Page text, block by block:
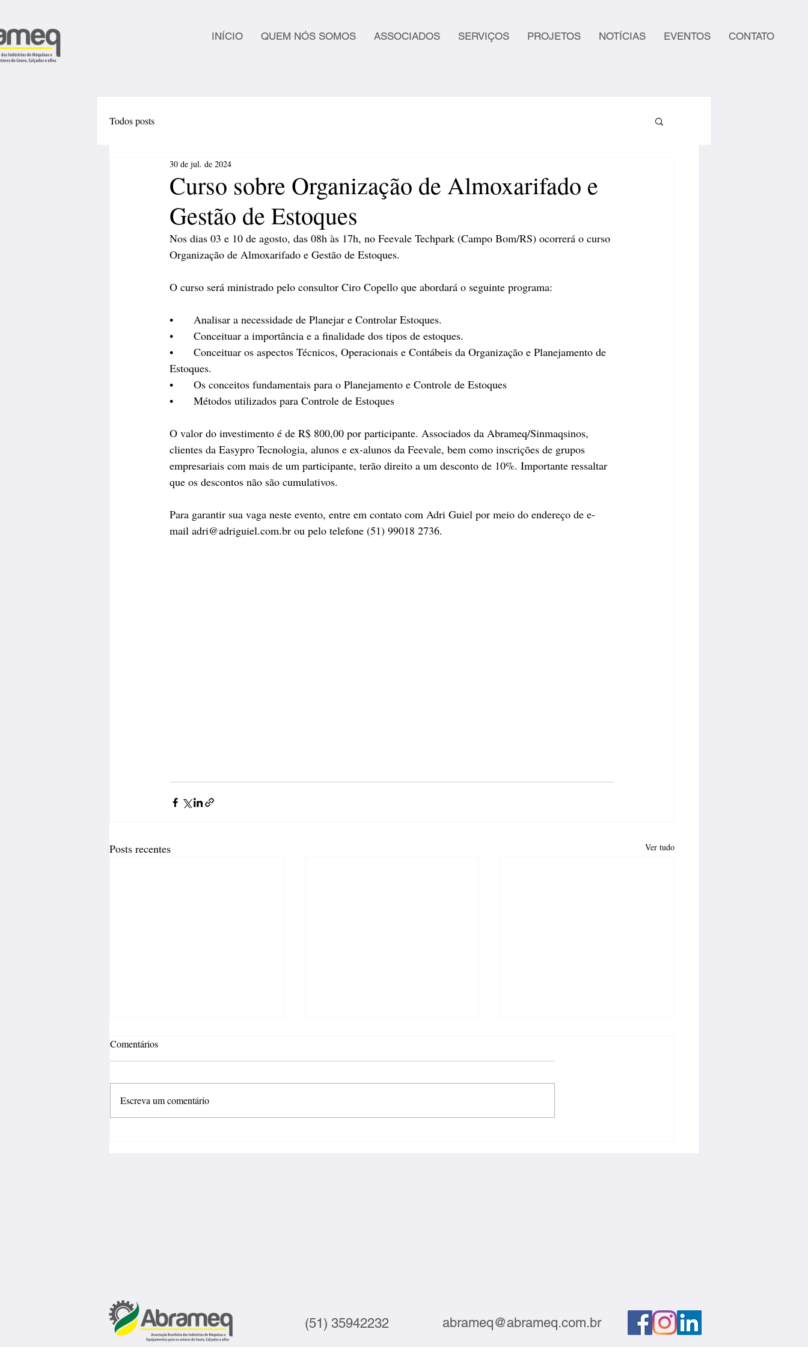
INÍCIO QUEM NÓS SOMOS ASSOCIADOS SERVIÇOS PROJETOS NOTÍCIAS EVENTOS CONTATO
Todos posts
Curso sobre Organização de Almoxarifado e
Gestão de Estoques
30 de jul. de 2024
Nos dias 03 e 10 de agosto, das 08h às 17h, no Feevale Techpark (Campo Bom/RS) ocorrerá o curso
Organização de Almoxarifado e Gestão de Estoques.
O curso será ministrado pelo consultor Ciro Copello que abordará o seguinte programa:
•	Analisar a necessidade de Planejar e Controlar Estoques.
•	Conceituar a importância e a finalidade dos tipos de estoques.
•	Conceituar os aspectos Técnicos, Operacionais e Contábeis da Organização e Planejamento de
Estoques.
•	Os conceitos fundamentais para o Planejamento e Controle de Estoques
•	Métodos utilizados para Controle de Estoques
O valor do investimento é de R$ 800,00 por participante. Associados da Abrameq/Sinmaqsinos,
clientes da Easypro Tecnologia, alunos e ex-alunos da Feevale, bem como inscrições de grupos
empresariais com mais de um participante, terão direito a um desconto de 10%. Importante ressaltar
que os descontos não são cumulativos.
Para garantir sua vaga neste evento, entre em contato com Adri Guiel por meio do endereço de e-
mail adri@adriguiel.com.br ou pelo telefone (51) 99018 2736.
Posts recentes Ver tudo
Comentários
Escreva um comentário
(51) 35942232 abrameq@abrameq.com.br